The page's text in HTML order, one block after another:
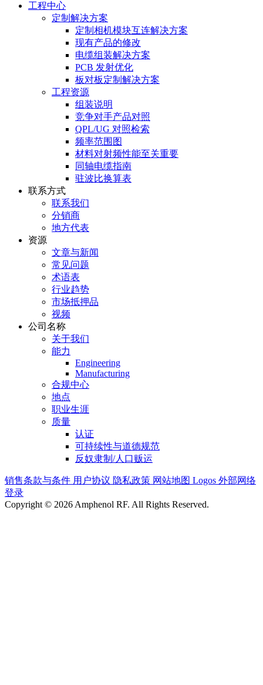
工程中心
定制解决方案
定制相机模块互连解决方案
现有产品的修改
电缆组装解决方案
PCB 发射优化
板对板定制解决方案
工程资源
组装说明
竞争对手产品对照
QPL/UG 对照检索
频率范围图
材料对射频性能至关重要
同轴电缆指南
驻波比换算表
联系方式
联系我们
分销商
地方代表
资源
文章与新闻
常见问题
术语表
行业趋势
市场抵押品
视频
公司名称
关于我们
能力
Engineering
Manufacturing
合规中心
地点
职业生涯
质量
认证
可持续性与道德规范
反奴隶制/人口贩运
销售条款与条件 用户协议 隐私政策 网站地图 Logos 外部网络
登录
Copyright © 2026 Amphenol RF. All Rights Reserved.